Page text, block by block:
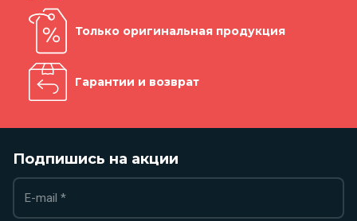
Только оригинальная продукция
Гарантии и возврат
Подпишись на акции